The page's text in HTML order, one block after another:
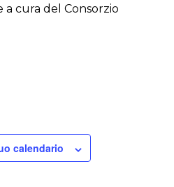
a cura del Consorzio
calendario